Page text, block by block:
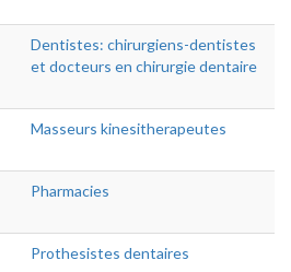
Dentistes: chirurgiens-dentistes
et docteurs en chirurgie dentaire
Masseurs kinesitherapeutes
Pharmacies
Prothesistes dentaires